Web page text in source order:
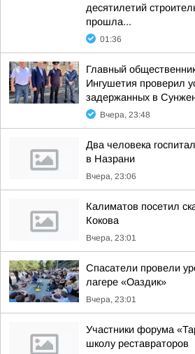
десятилетий
прошла...
01:36
Главный
Ингушетия проверил
задержанных в
Вчера, 23:48
Два человека
в Назрани
Вчера, 23:06
Калиматов посетил
Кокова
Вчера, 23:01
Спасатели провели
лагере «Оаздик»
Вчера, 23:01
Участники форума
школу реставраторов